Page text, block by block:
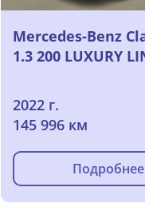
Mercedes-Benz
1.3 200 LUXURY
2022 г.
145 996 км
Подробнее